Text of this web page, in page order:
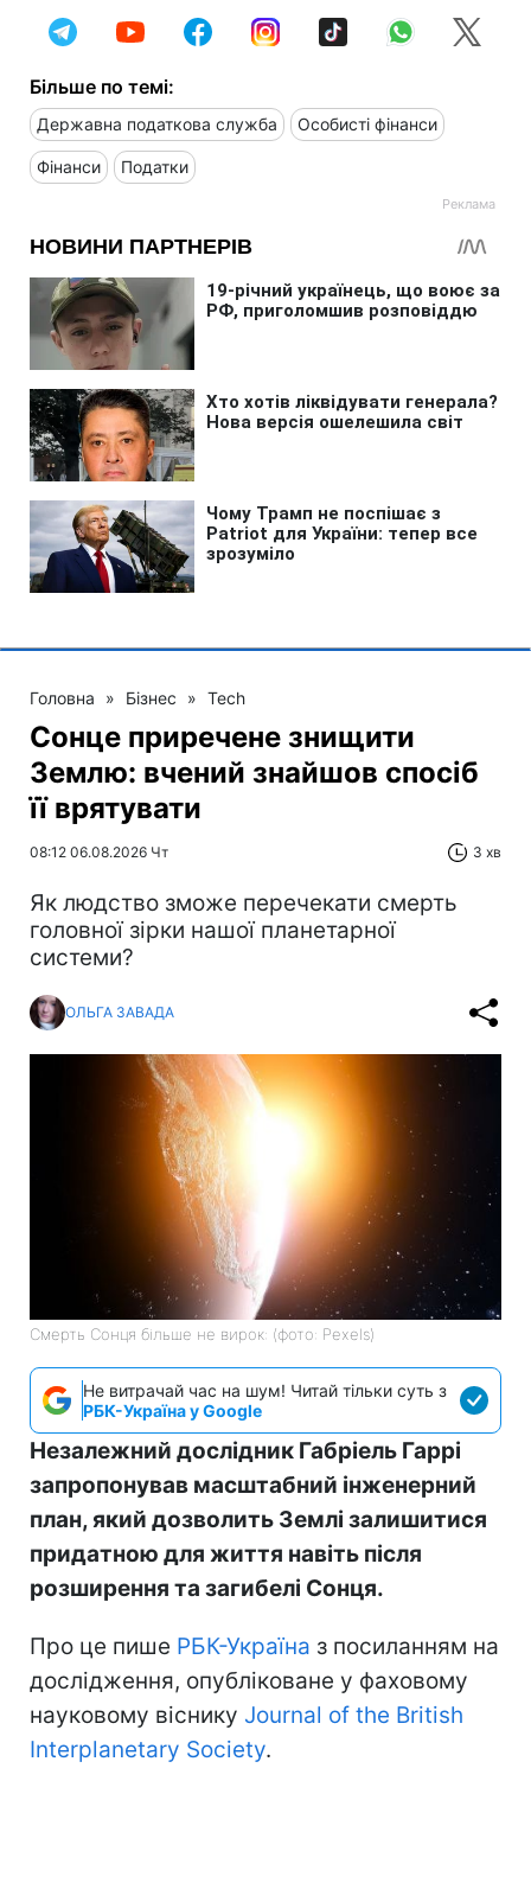
Більше по темі:
Державна податкова служба Особисті фінанси
Фінанси Податки
Головна » Бізнес » Tech
Сонце приречене знищити
Землю: вчений знайшов спосіб
її врятувати
08:12 06.08.2026 Чт 3 хв
Як людство зможе перечекати смерть
головної зірки нашої планетарної
системи?
ОЛЬГА ЗАВАДА
Смерть Сонця більше не вирок: (фото: Pexels)
Не витрачай час на шум! Читай тільки суть з
РБК-Україна у Google
Незалежний дослідник Габріель Гаррі
запропонував масштабний інженерний
план, який дозволить Землі залишитися
придатною для життя навіть після
розширення та загибелі Сонця.
Про це пише РБК-Україна з посиланням на
дослідження, опубліковане у фаховому
науковому віснику Journal of the British
Interplanetary Society.